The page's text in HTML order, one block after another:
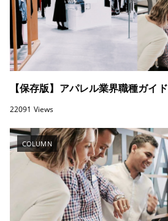
【保存版】アパレル業界職種ガイド
22091 Views
COLUMN